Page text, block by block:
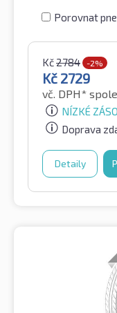
Porovnat
Kč2784 -2%
Kč 2729
vč. DPH*
NÍZKÉ
Doprava
Detaily